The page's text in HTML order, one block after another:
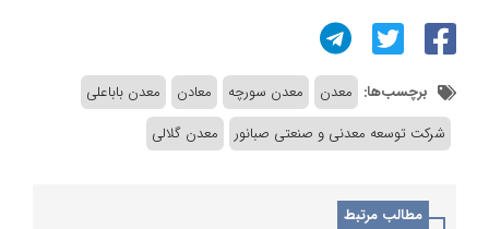
برچسب‌ها: معدن معدن سورچه معادن
معدن باباعلی
شرکت توسعه معدنی و صنعتی صبانور
معدن گلالی
مطالب مرتبط